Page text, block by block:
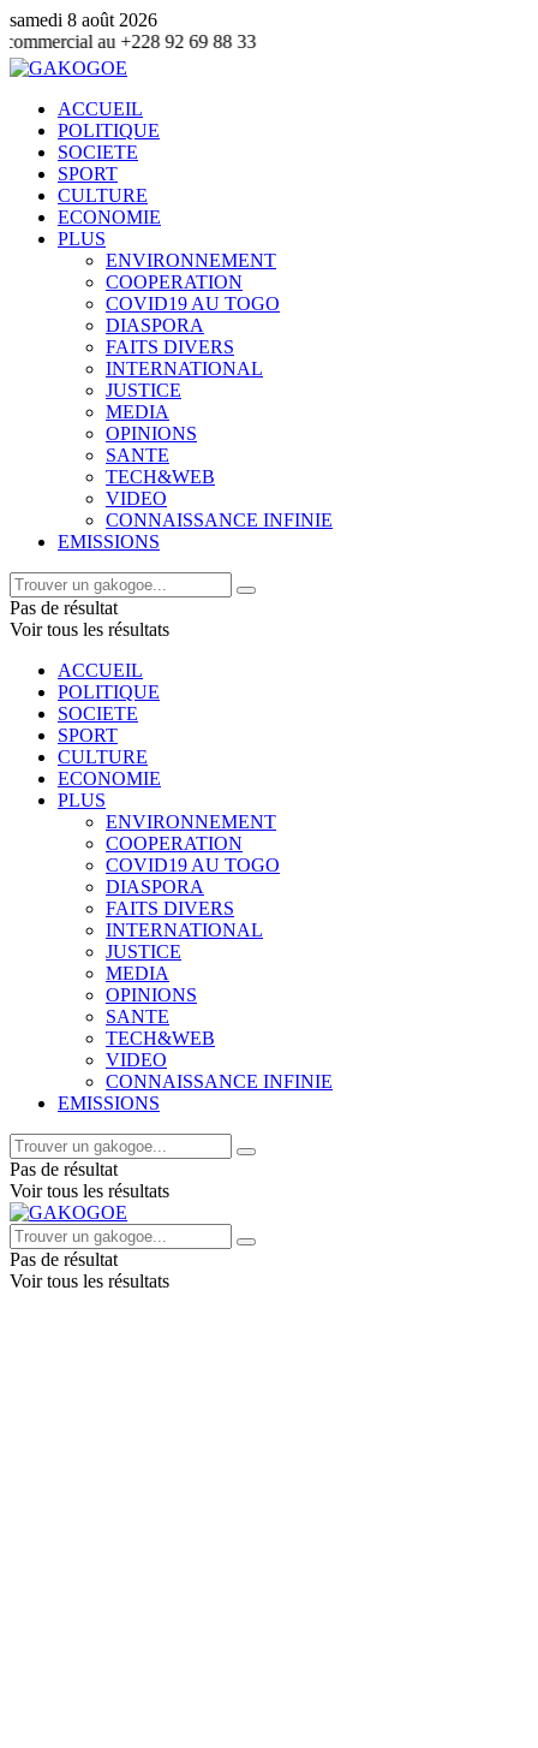
samedi 8 août 2026
92 69 88 33
ACCUEIL
POLITIQUE
SOCIETE
SPORT
CULTURE
ECONOMIE
PLUS
ENVIRONNEMENT
COOPERATION
COVID19 AU TOGO
DIASPORA
FAITS DIVERS
INTERNATIONAL
JUSTICE
MEDIA
OPINIONS
SANTE
TECH&WEB
VIDEO
CONNAISSANCE INFINIE
EMISSIONS
Pas de résultat
Voir tous les résultats
ACCUEIL
POLITIQUE
SOCIETE
SPORT
CULTURE
ECONOMIE
PLUS
ENVIRONNEMENT
COOPERATION
COVID19 AU TOGO
DIASPORA
FAITS DIVERS
INTERNATIONAL
JUSTICE
MEDIA
OPINIONS
SANTE
TECH&WEB
VIDEO
CONNAISSANCE INFINIE
EMISSIONS
Pas de résultat
Voir tous les résultats
Pas de résultat
Voir tous les résultats